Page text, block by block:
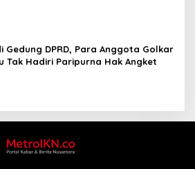
Gedung DPRD, Para Anggota Golkar
Tak Hadiri Paripurna Hak Angket